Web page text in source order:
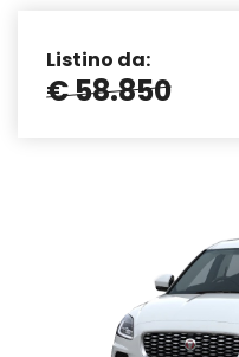
Listino da:
€ 58.850